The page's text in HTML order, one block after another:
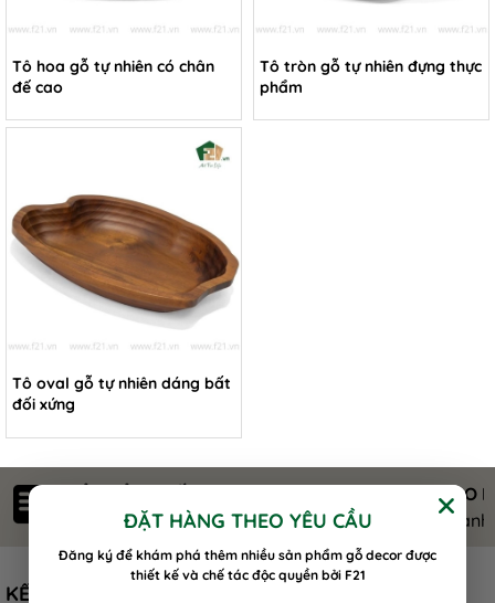
Tô hoa gỗ tự nhiên có chân
đế cao
Tô tròn gỗ tự nhiên đựng thực
phẩm
Tô oval gỗ tự nhiên dáng bất
đối xứng
ĐẶT HÀNG THEO YÊU CẦU
Đăng ký để khám phá thêm nhiều sản phẩm gỗ decor được
thiết kế và chế tác độc quyền bởi F21
Nguyên liệu an toàn sức khỏe
GIAO
KẾT NỐI